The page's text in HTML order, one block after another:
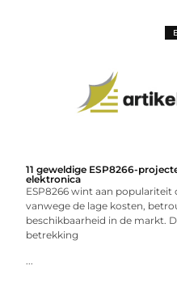
11 geweldige ESP8266-
elektronica
ESP8266 wint aan
vanwege de lage kosten,
beschikbaarheid in de markt.
betrekking
...